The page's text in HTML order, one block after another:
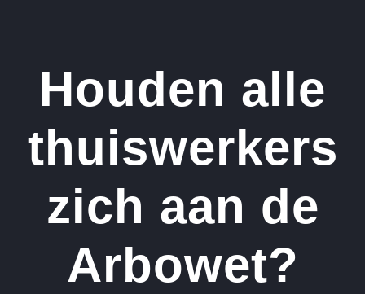
Houden alle
thuiswerkers
zich aan de
Arbowet?